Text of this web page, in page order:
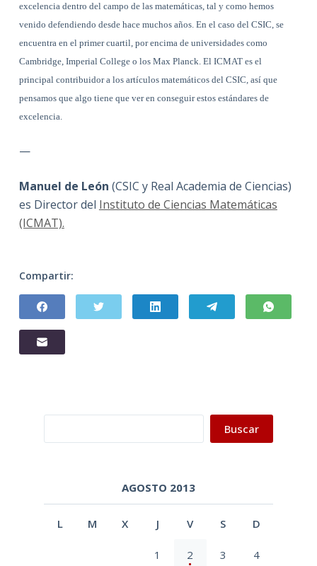
excelencia dentro del campo de las matemáticas, tal y como hemos
venido defendiendo desde hace muchos años. En el caso del CSIC, se
encuentra en el primer cuartil, por encima de universidades como
Cambridge, Imperial College o los Max Planck. El ICMAT es el
principal contribuidor a los artículos matemáticos del CSIC, así que
pensamos que algo tiene que ver en conseguir estos estándares de
excelencia.
—
Manuel de León (CSIC y Real Academia de Ciencias)
es Director del Instituto de Ciencias Matemáticas
(ICMAT).
Compartir:
Buscar
AGOSTO 2013
L M X J V S D
1 2 3 4